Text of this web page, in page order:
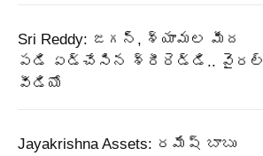
Sri Reddy: జగన్, శ్యామల మీద
పడి ఏడ్చేసిన శ్రీరెడ్డి.. వైరల్
వీడియో
Jayakrishna Assets: రమేష్ బాబు